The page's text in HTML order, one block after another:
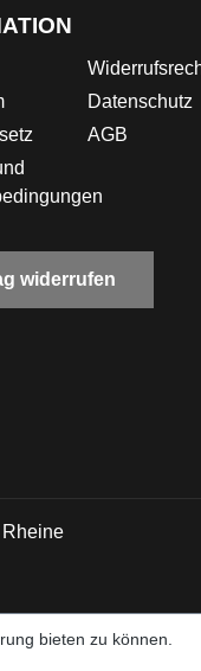
Datenschutz
AGB
widerrufen
bieten zu können.